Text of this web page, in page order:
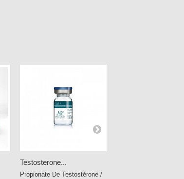
Testosterone...
Propionate De Testostérone /